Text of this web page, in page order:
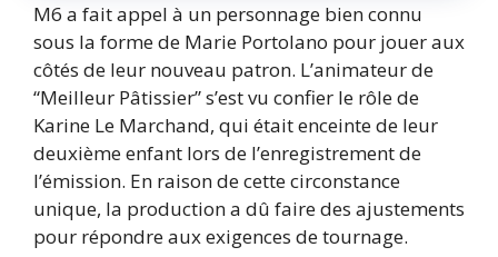
M6 a fait appel à un personnage bien connu
sous la forme de Marie Portolano pour jouer aux
côtés de leur nouveau patron. L’animateur de
“Meilleur Pâtissier” s’est vu confier le rôle de
Karine Le Marchand, qui était enceinte de leur
deuxième enfant lors de l’enregistrement de
l’émission. En raison de cette circonstance
unique, la production a dû faire des ajustements
pour répondre aux exigences de tournage.